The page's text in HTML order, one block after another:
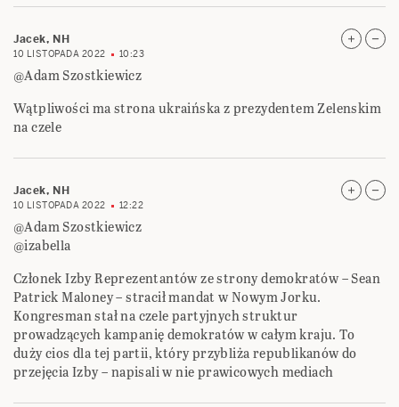
Jacek, NH
10 LISTOPADA 2022 10:23
@Adam Szostkiewicz
Wątpliwości ma strona ukraińska z prezydentem Zelenskim
na czele
Jacek, NH
10 LISTOPADA 2022 12:22
@Adam Szostkiewicz
@izabella
Członek Izby Reprezentantów ze strony demokratów – Sean
Patrick Maloney – stracił mandat w Nowym Jorku.
Kongresman stał na czele partyjnych struktur
prowadzących kampanię demokratów w całym kraju. To
duży cios dla tej partii, który przybliża republikanów do
przejęcia Izby – napisali w nie prawicowych mediach